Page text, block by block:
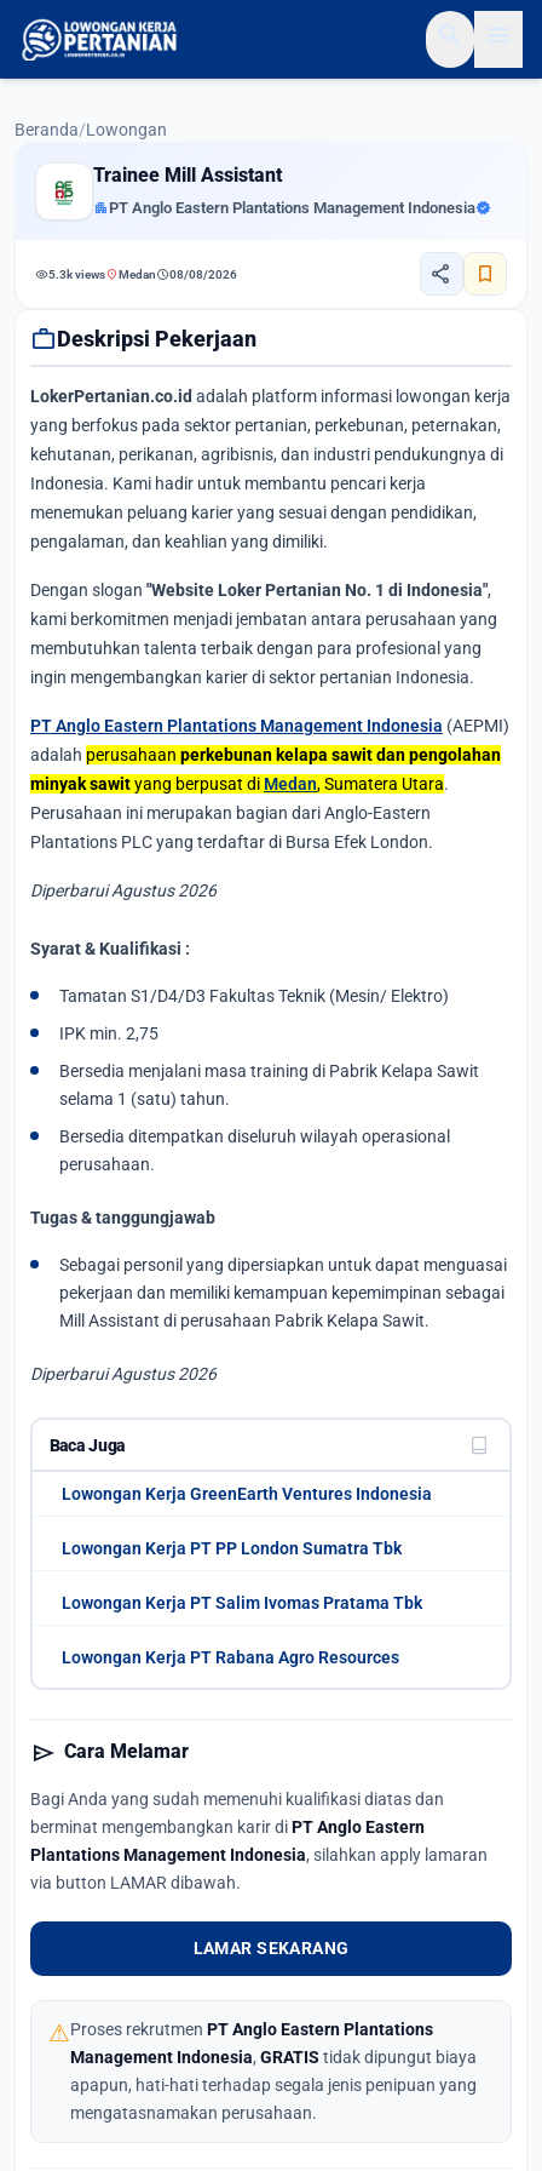
Beranda/Lowongan
Trainee Mill Assistant
apartment PT Anglo Eastern Plantations Management Indonesiaverified
visibility5.3k viewslocation_onMedanschedule08/08/2026 share bookmark
workDeskripsi Pekerjaan
LokerPertanian.co.id adalah platform informasi lowongan kerja
yang berfokus pada sektor pertanian, perkebunan, peternakan,
kehutanan, perikanan, agribisnis, dan industri pendukungnya di
Indonesia. Kami hadir untuk membantu pencari kerja
menemukan peluang karier yang sesuai dengan pendidikan,
pengalaman, dan keahlian yang dimiliki.
Dengan slogan "Website Loker Pertanian No. 1 di Indonesia",
kami berkomitmen menjadi jembatan antara perusahaan yang
membutuhkan talenta terbaik dengan para profesional yang
ingin mengembangkan karier di sektor pertanian Indonesia.
PT Anglo Eastern Plantations Management Indonesia (AEPMI)
adalah perusahaan perkebunan kelapa sawit dan pengolahan
minyak sawityang berpusat di Medan, Sumatera Utara.
Perusahaan ini merupakan bagian dari Anglo-Eastern
Plantations PLC yang terdaftar di Bursa Efek London.
Diperbarui Agustus 2026
Syarat & Kualifikasi :
Tamatan S1/D4/D3 Fakultas Teknik (Mesin/ Elektro)
IPK min. 2,75
Bersedia menjalani masa training di Pabrik Kelapa Sawit
selama 1 (satu) tahun.
Bersedia ditempatkan diseluruh wilayah operasional
perusahaan.
Tugas & tanggungjawab
Sebagai personil yang dipersiapkan untuk dapat menguasai
pekerjaan dan memiliki kemampuan kepemimpinan sebagai
Mill Assistant di perusahaan Pabrik Kelapa Sawit.
Diperbarui Agustus 2026
Baca Juga
Lowongan Kerja GreenEarth Ventures Indonesia
Lowongan Kerja PT PP London Sumatra Tbk
Lowongan Kerja PT Salim Ivomas Pratama Tbk
Lowongan Kerja PT Rabana Agro Resources
send Cara Melamar
Bagi Anda yang sudah memenuhi kualifikasi diatas dan
berminat mengembangkan karir diPT Anglo Eastern
Plantations Management Indonesia, silahkan apply lamaran
via button LAMAR dibawah.
LAMAR SEKARANG
⚠Proses rekrutmen PT Anglo Eastern Plantations
Management Indonesia, GRATIS tidak dipungut biaya
apapun, hati-hati terhadap segala jenis penipuan yang
mengatasnamakan perusahaan.